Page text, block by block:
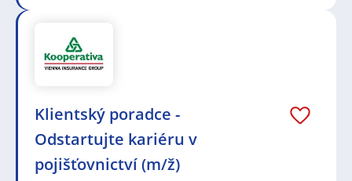
Klientský poradce -
Odstartujte kariéru v
pojišťovnictví (m/ž)